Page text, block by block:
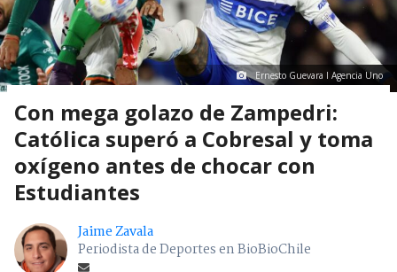
Ernesto Guevara I Agencia Uno
Con mega golazo de Zampedri:
Católica superó a Cobresal y toma
oxígeno antes de chocar con
Estudiantes
Jaime Zavala
Periodista de Deportes en BioBioChile